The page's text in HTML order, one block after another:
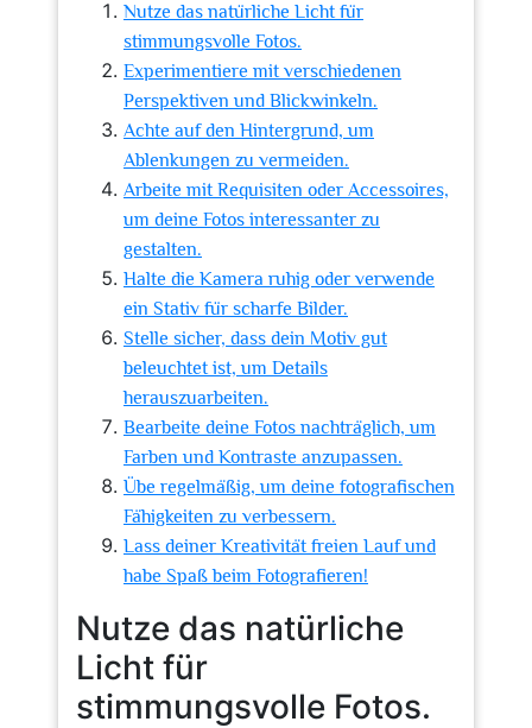
Nutze das natürliche Licht für
stimmungsvolle Fotos.
Experimentiere mit verschiedenen
Perspektiven und Blickwinkeln.
Achte auf den Hintergrund, um
Ablenkungen zu vermeiden.
Arbeite mit Requisiten oder Accessoires,
um deine Fotos interessanter zu
gestalten.
Halte die Kamera ruhig oder verwende
ein Stativ für scharfe Bilder.
Stelle sicher, dass dein Motiv gut
beleuchtet ist, um Details
herauszuarbeiten.
Bearbeite deine Fotos nachträglich, um
Farben und Kontraste anzupassen.
Übe regelmäßig, um deine fotografischen
Fähigkeiten zu verbessern.
Lass deiner Kreativität freien Lauf und
habe Spaß beim Fotografieren!
Nutze das natürliche
Licht für
stimmungsvolle Fotos.